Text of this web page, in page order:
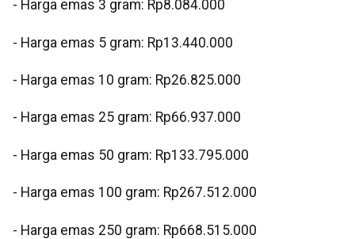
‎- ⁠Harga emas 3 gram: Rp8.084.000
‎- ⁠Harga emas 5 gram: Rp13.440.000
‎- ⁠Harga emas 10 gram: Rp26.825.000
‎- Harga emas 25 gram: Rp66.937.000
‎- ⁠Harga emas 50 gram: Rp133.795.000
‎- ⁠Harga emas 100 gram: Rp267.512.000
‎- ⁠Harga emas 250 gram: Rp668.515.000